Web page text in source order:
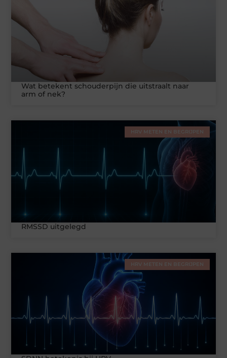
Wat betekent schouderpijn die uitstraalt naar
arm of nek?
HRV METEN EN BEGRIJPEN
RMSSD uitgelegd
HRV METEN EN BEGRIJPEN